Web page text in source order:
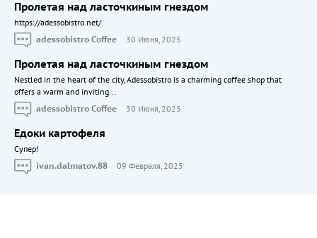
Пролетая над ласточкиным гнездом
https://adessobistro.net/
adessobistro Coffee
30 Июня, 2025
Пролетая над ласточкиным гнездом
Nestled in the heart of the city, Adessobistro is a charming coffee shop that
offers a warm and inviting...
adessobistro Coffee
30 Июня, 2025
Едоки картофеля
Cупер!
ivan.dalmatov.88
09 Февраля, 2025